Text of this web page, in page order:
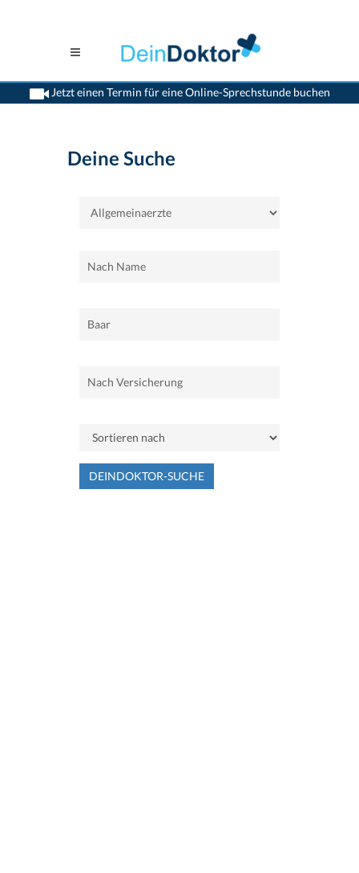
Jetzt einen Termin für eine Online-Sprechstunde buchen
>Home>Baar>Allgemeinaerzte
Deine Suche
DEINDOKTOR-SUCHE